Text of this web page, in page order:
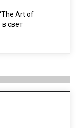
Art of
свет